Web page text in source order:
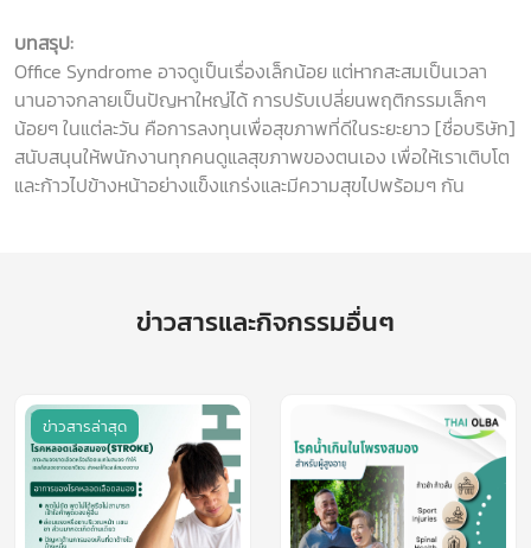
บทสรุป:
Office Syndrome อาจดูเป็นเรื่องเล็กน้อย แต่หากสะสมเป็นเวลา
นานอาจกลายเป็นปัญหาใหญ่ได้ การปรับเปลี่ยนพฤติกรรมเล็กๆ
น้อยๆ ในแต่ละวัน คือการลงทุนเพื่อสุขภาพที่ดีในระยะยาว [ชื่อบริษัท]
สนับสนุนให้พนักงานทุกคนดูแลสุขภาพของตนเอง เพื่อให้เราเติบโต
และก้าวไปข้างหน้าอย่างแข็งแกร่งและมีความสุขไปพร้อมๆ กัน
ข่าวสารและกิจกรรมอื่นๆ
ข่าวสารล่าสุด